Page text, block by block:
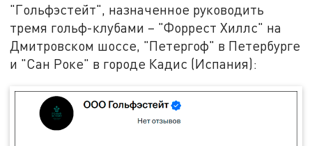
"Гольфэстейт", назначенное руководить
тремя гольф-клубами – "Форрест Хиллс" на
Дмитровском шоссе, "Петергоф" в Петербурге
и "Сан Роке" в городе Кадис (Испания):